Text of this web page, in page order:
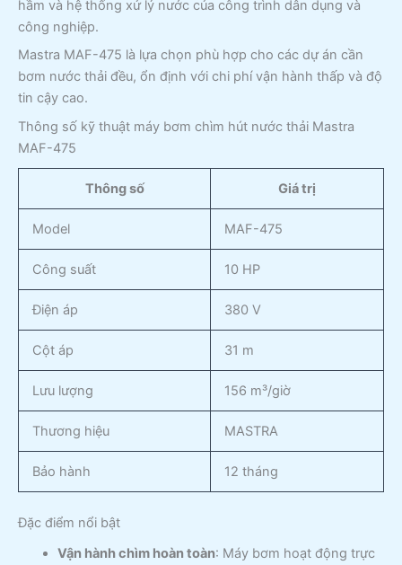
hầm và hệ thống xử lý nước của công trình dân dụng và
công nghiệp.
Mastra MAF-475 là lựa chọn phù hợp cho các dự án cần
bơm nước thải đều, ổn định với chi phí vận hành thấp và độ
tin cậy cao.
Thông số kỹ thuật máy bơm chìm hút nước thải Mastra
MAF-475
Thông số Giá trị
Model MAF-475
Công suất 10 HP
Điện áp 380 V
Cột áp 31 m
Lưu lượng 156 m³/giờ
Thương hiệu MASTRA
Bảo hành 12 tháng
Đặc điểm nổi bật
Vận hành chìm hoàn toàn: Máy bơm hoạt động trực